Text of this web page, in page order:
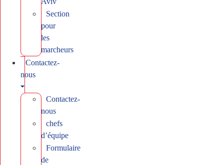
Section
pour
les
marcheurs
Contactez-
nous
Contactez-
nous
chefs
d’équipe
Formulaire
de